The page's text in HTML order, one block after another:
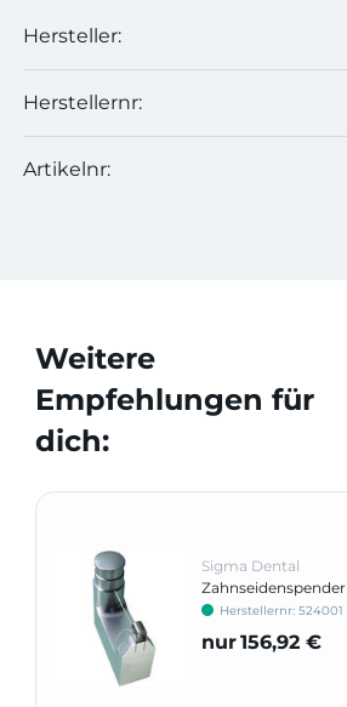
Hersteller:
Herstellernr:
Artikelnr:
Weitere
Empfehlungen für
dich:
Sigma Dental
Zahnseidenspender
Herstellernr: 524001
nur156,92 €